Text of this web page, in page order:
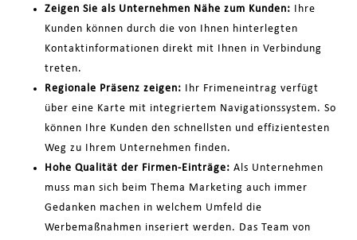
Zeigen Sie als Unternehmen Nähe zum Kunden: Ihre
Kunden können durch die von Ihnen hinterlegten
Kontaktinformationen direkt mit Ihnen in Verbindung
treten.
Regionale Präsenz zeigen: Ihr Frimeneintrag verfügt
über eine Karte mit integriertem Navigationssystem. So
können Ihre Kunden den schnellsten und effizientesten
Weg zu Ihrem Unternehmen finden.
Hohe Qualität der Firmen-Einträge: Als Unternehmen
muss man sich beim Thema Marketing auch immer
Gedanken machen in welchem Umfeld die
Werbemaßnahmen inseriert werden. Das Team von